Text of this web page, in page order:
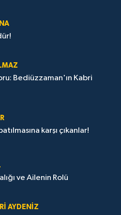
Bediüzzaman'ın Kabri
karşı çıkanlar!
ve Ailenin Rolü
AYDENIZ